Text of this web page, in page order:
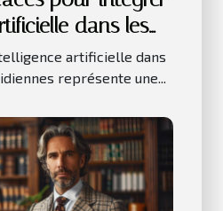
dans les
artificielle dans
représente une...